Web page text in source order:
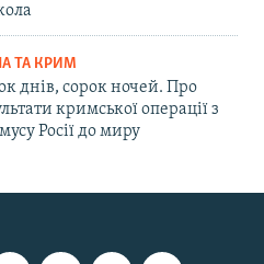
ТА КРИМ
днів, сорок ночей. Про
кримської операції з
Росії до миру